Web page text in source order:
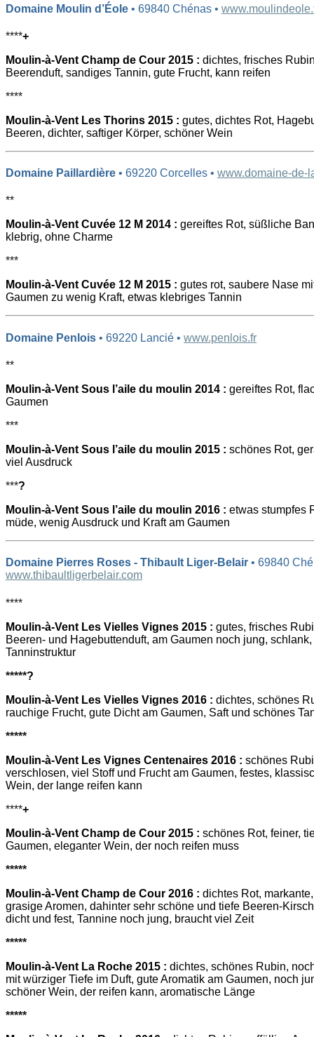
Domaine Moulin d’Éole • 69840 Chénas •
****+
Moulin-à-Vent Champ de Cour 2015 : dichtes, frisches
Beerenduft, sandiges Tannin, gute Frucht, kann reifen
****
Moulin-à-Vent Les Thorins 2015 : gutes, dichtes Rot,
Beeren, dichter, saftiger Körper, schöner Wein
Domaine Paillardière • 69220 Corcelles • www.domaine-de-
**
Moulin-à-Vent Cuvée 12 M 2014 : gereiftes Rot, süßliche
klebrig, ohne Charme
***
Moulin-à-Vent Cuvée 12 M 2015 : gutes rot, saubere Nase
Gaumen zu wenig Kraft, etwas klebriges Tannin
Domaine Penlois • 69220 Lancié • www.penlois.fr
**
Moulin-à-Vent Sous l’aile du moulin 2014 : gereiftes Rot,
Gaumen
***
Moulin-à-Vent Sous l’aile du moulin 2015 : schönes Rot,
viel Ausdruck
***?
Moulin-à-Vent Sous l’aile du moulin 2016 : etwas stumpfes
müde, wenig Ausdruck und Kraft am Gaumen
Domaine Pierres Roses - Thibault Liger-Belair • 69840
www.thibaultligerbelair.com
****
Moulin-à-Vent Les Vielles Vignes 2015 : gutes, frisches
Beeren- und Hagebuttenduft, am Gaumen noch jung,
Tanninstruktur
*****?
Moulin-à-Vent Les Vielles Vignes 2016 : dichtes, schönes
rauchige Frucht, gute Dicht am Gaumen, Saft und schönes
*****
Moulin-à-Vent Les Vignes Centenaires 2016 : schönes
verschlosen, viel Stoff und Frucht am Gaumen, festes,
Wein, der lange reifen kann
****+
Moulin-à-Vent Champ de Cour 2015 : schönes Rot, feiner,
Gaumen, eleganter Wein, der noch reifen muss
*****
Moulin-à-Vent Champ de Cour 2016 : dichtes Rot,
grasige Aromen, dahinter sehr schöne und tiefe Beeren-
dicht und fest, Tannine noch jung, braucht viel Zeit
*****
Moulin-à-Vent La Roche 2015 : dichtes, schönes Rubin,
mit würziger Tiefe im Duft, gute Aromatik am Gaumen, noch
schöner Wein, der reifen kann, aromatische Länge
*****